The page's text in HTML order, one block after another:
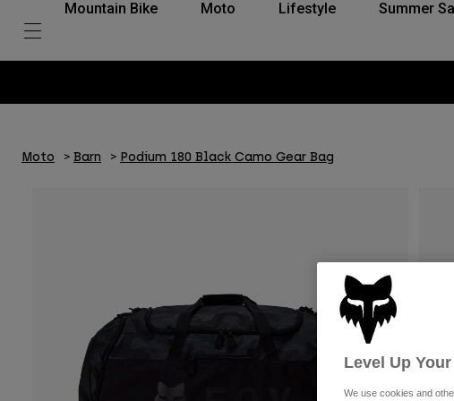
Mountain Bike Moto Lifestyle Summer
Moto Barn Podium 180 Black Camo Gear Bag
Level Up
We use cookies and